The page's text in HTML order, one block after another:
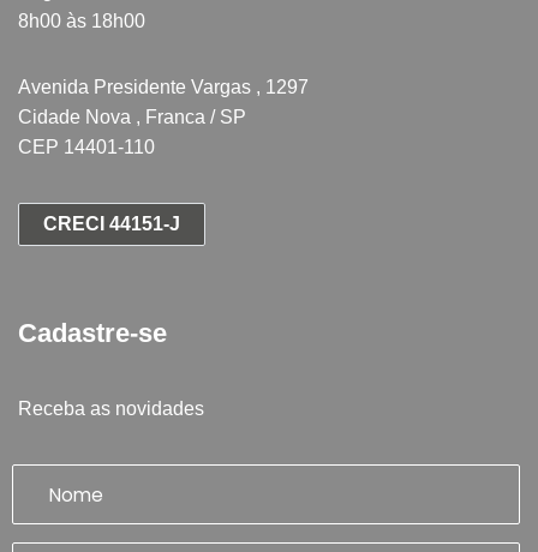
8h00 às 18h00
Avenida Presidente Vargas , 1297
Cidade Nova , Franca / SP
CEP 14401-110
CRECI 44151-J
Cadastre-se
Receba as novidades